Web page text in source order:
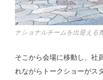
ナショナルチームを出迎える
そこから会場に移動し、社
れながらトークショーがス